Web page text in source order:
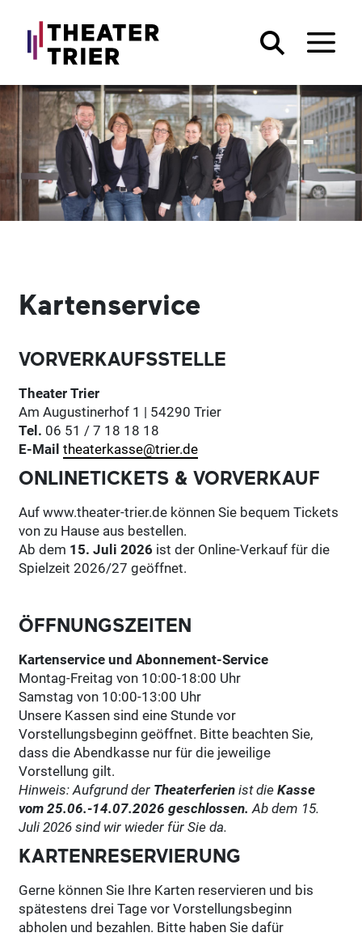
Kartenservice
VORVERKAUFSSTELLE
Theater Trier
Am Augustinerhof 1 | 54290 Trier
Tel. 06 51 / 7 18 18 18
E-Mail theaterkasse@trier.de
ONLINETICKETS & VORVERKAUF
Auf www.theater-trier.de können Sie bequem Tickets
von zu Hause aus bestellen.
Ab dem 15. Juli 2026 ist der Online-Verkauf für die
Spielzeit 2026/27 geöffnet.
ÖFFNUNGSZEITEN
Kartenservice und Abonnement-Service
Montag-Freitag von 10:00-18:00 Uhr
Samstag von 10:00-13:00 Uhr
Unsere Kassen sind eine Stunde vor
Vorstellungsbeginn geöffnet. Bitte beachten Sie,
dass die Abendkasse nur für die jeweilige
Vorstellung gilt.
Hinweis: Aufgrund der Theaterferien ist dieKasse
vom 25.06.-14.07.2026 geschlossen. Ab dem 15.
Juli 2026 sind wir wieder für Sie da.
KARTENRESERVIERUNG
Gerne können Sie Ihre Karten reservieren und bis
spätestens drei Tage vor Vorstellungsbeginn
abholen und bezahlen. Bitte haben Sie dafür